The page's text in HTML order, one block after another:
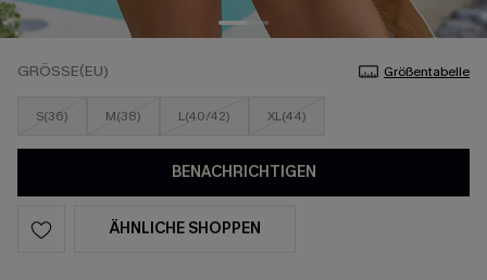
GRÖSSE(EU) Größentabelle
S(36) M(38) L(40/42) XL(44)
BENACHRICHTIGEN
ÄHNLICHE SHOPPEN